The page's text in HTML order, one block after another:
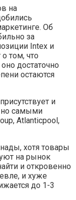
на
Об
за
Intex и
том, что
достаточно
остаются
и
но самыми
Atlanticpool,
хотя товары
на рынок
и откровенно
и хуже
до 1-3